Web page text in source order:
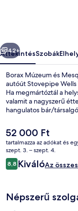
Park
képgalériája
Következő
42+
ÁttekintésSzobák
Borax Múzeum és
autóút Stovepipe
Ha megmártóztál a
valamit a nagyszerű
hangulatos bár/
A
jelenlegi
ár
52 000 Ft
52 000 Ft
tartalmazza az adókat és
szept. 3. – szept. 4.
Értékelések
8,88,8 ennyiből: 10
KiválóAz
Népszerű